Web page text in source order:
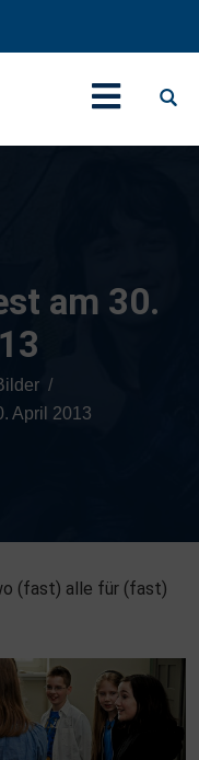
am 30.
April 2013
(fast) alle für (fast)